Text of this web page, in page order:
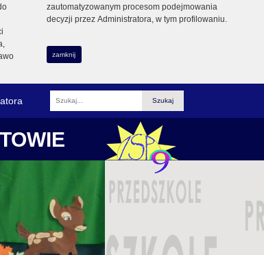
zautomatyzowanym procesom podejmowania
decyzji przez Administratora, w tym profilowaniu.
zamknij
Fraza